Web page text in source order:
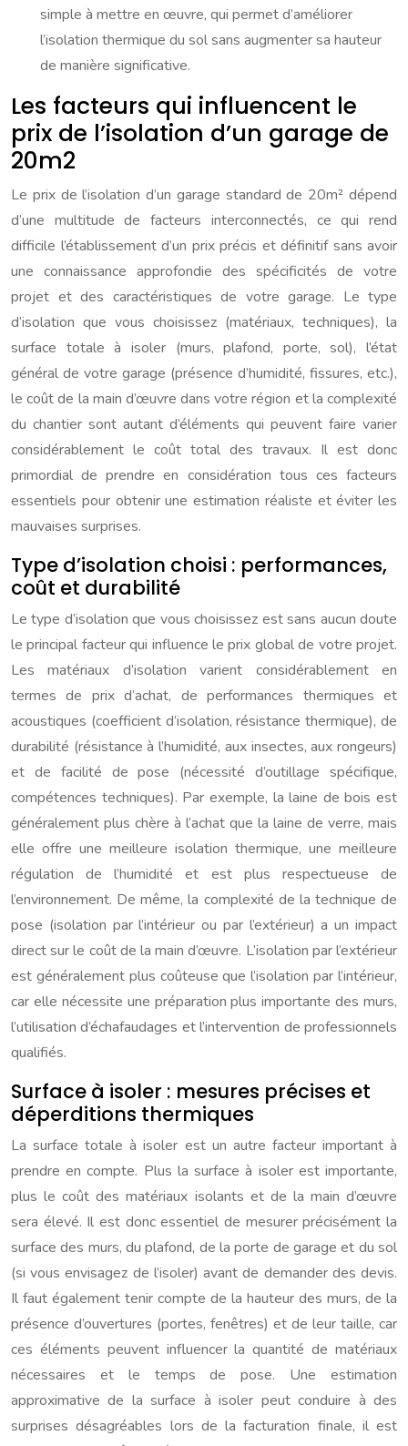
simple à mettre en œuvre, qui permet d’améliorer
l’isolation thermique du sol sans augmenter sa hauteur
de manière significative.
Les facteurs qui influencent le
prix de l’isolation d’un garage de
20m2
Le prix de l’isolation d’un garage standard de 20m² dépend
d’une multitude de facteurs interconnectés, ce qui rend
difficile l’établissement d’un prix précis et définitif sans avoir
une connaissance approfondie des spécificités de votre
projet et des caractéristiques de votre garage. Le type
d’isolation que vous choisissez (matériaux, techniques), la
surface totale à isoler (murs, plafond, porte, sol), l’état
général de votre garage (présence d’humidité, fissures, etc.),
le coût de la main d’œuvre dans votre région et la complexité
du chantier sont autant d’éléments qui peuvent faire varier
considérablement le coût total des travaux. Il est donc
primordial de prendre en considération tous ces facteurs
essentiels pour obtenir une estimation réaliste et éviter les
mauvaises surprises.
Type d’isolation choisi : performances,
coût et durabilité
Le type d’isolation que vous choisissez est sans aucun doute
le principal facteur qui influence le prix global de votre projet.
Les matériaux d’isolation varient considérablement en
termes de prix d’achat, de performances thermiques et
acoustiques (coefficient d’isolation, résistance thermique), de
durabilité (résistance à l’humidité, aux insectes, aux rongeurs)
et de facilité de pose (nécessité d’outillage spécifique,
compétences techniques). Par exemple, la laine de bois est
généralement plus chère à l’achat que la laine de verre, mais
elle offre une meilleure isolation thermique, une meilleure
régulation de l’humidité et est plus respectueuse de
l’environnement. De même, la complexité de la technique de
pose (isolation par l’intérieur ou par l’extérieur) a un impact
direct sur le coût de la main d’œuvre. L’isolation par l’extérieur
est généralement plus coûteuse que l’isolation par l’intérieur,
car elle nécessite une préparation plus importante des murs,
l’utilisation d’échafaudages et l’intervention de professionnels
qualifiés.
Surface à isoler : mesures précises et
déperditions thermiques
La surface totale à isoler est un autre facteur important à
prendre en compte. Plus la surface à isoler est importante,
plus le coût des matériaux isolants et de la main d’œuvre
sera élevé. Il est donc essentiel de mesurer précisément la
surface des murs, du plafond, de la porte de garage et du sol
(si vous envisagez de l’isoler) avant de demander des devis.
Il faut également tenir compte de la hauteur des murs, de la
présence d’ouvertures (portes, fenêtres) et de leur taille, car
ces éléments peuvent influencer la quantité de matériaux
nécessaires et le temps de pose. Une estimation
approximative de la surface à isoler peut conduire à des
surprises désagréables lors de la facturation finale, il est